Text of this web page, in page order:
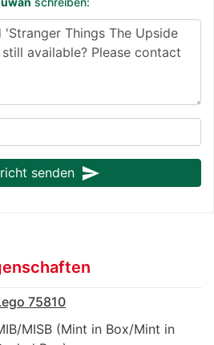
senden send
75810
MISB (Mint in Box/Mint in